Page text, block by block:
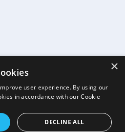
×
user experience. By using our
in accordance with our Cookie
DECLINE ALL